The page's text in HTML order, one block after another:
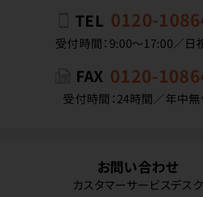
TEL 0120-
受付時間：9:00〜17:00／日
FAX 0120-
受付時間：24時間／年中
お問い合わせ
カスタマーサービスデスク